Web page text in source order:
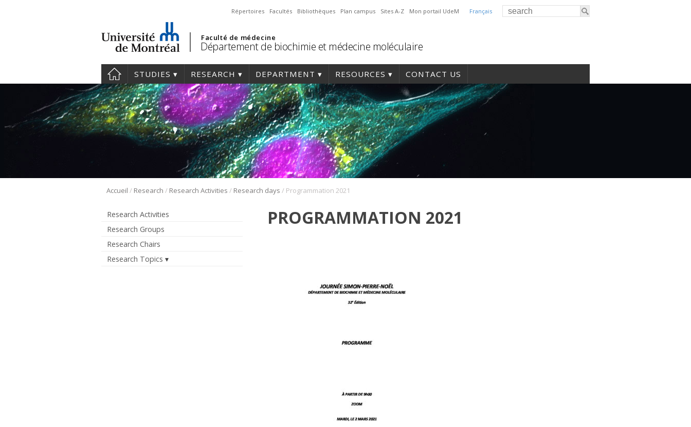
Français
Répertoires Facultés Bibliothèques Plan campus Sites A-Z Mon portail UdeM
Faculté de médecine
Département de biochimie et médecine moléculaire
STUDIES RESEARCH DEPARTMENT RESOURCES CONTACT US
Accueil / Research / Research Activities / Research days / Programmation 2021
Research Activities
Research Groups
Research Chairs
Research Topics
PROGRAMMATION 2021